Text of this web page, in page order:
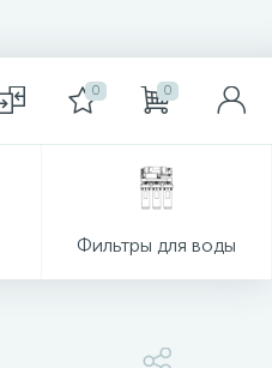
0 0
Фильтры для воды